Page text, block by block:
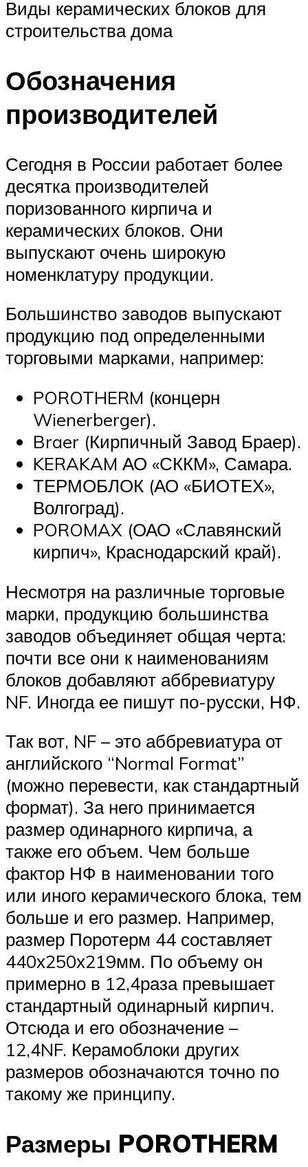
Виды керамических блоков для
строительства дома
Обозначения
производителей
Сегодня в России работает более
десятка производителей
поризованного кирпича и
керамических блоков. Они
выпускают очень широкую
номенклатуру продукции.
Большинство заводов выпускают
продукцию под определенными
торговыми марками, например:
POROTHERM (концерн
Wienerberger).
Braer (Кирпичный Завод Браер).
KERAKAM АО «СККМ», Самара.
ТЕРМОБЛОК (АО «БИОТЕХ»,
Волгоград).
POROMAX (ОАО «Славянский
кирпич», Краснодарский край).
Несмотря на различные торговые
марки, продукцию большинства
заводов объединяет общая черта:
почти все они к наименованиям
блоков добавляют аббревиатуру
NF. Иногда ее пишут по-русски, НФ.
Так вот, NF – это аббревиатура от
английского “Normal Format”
(можно перевести, как стандартный
формат). За него принимается
размер одинарного кирпича, а
также его объем. Чем больше
фактор НФ в наименовании того
или иного керамического блока, тем
больше и его размер. Например,
размер Поротерм 44 составляет
440х250х219мм. По объему он
примерно в 12,4раза превышает
стандартный одинарный кирпич.
Отсюда и его обозначение –
12,4NF. Керамоблоки других
размеров обозначаются точно по
такому же принципу.
Размеры POROTHERM